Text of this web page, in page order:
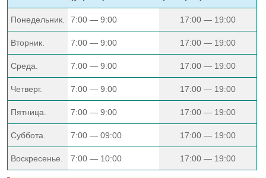
Понедельник. 7:00 — 9:00 17:00 — 19:00
Вторник. 7:00 — 9:00 17:00 — 19:00
Среда. 7:00 — 9:00 17:00 — 19:00
Четверг. 7:00 — 9:00 17:00 — 19:00
Пятница. 7:00 — 9:00 17:00 — 19:00
Суббота. 7:00 — 09:00 17:00 — 19:00
Воскресенье. 7:00 — 10:00 17:00 — 19:00